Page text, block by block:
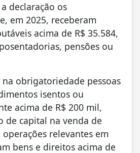
declaração os
em 2025, receberam
acima de R$ 35.584,
pensões ou
obrigatoriedade pessoas
isentos ou
acima de R$ 200 mil,
de capital na venda de
relevantes em
bens e direitos acima de